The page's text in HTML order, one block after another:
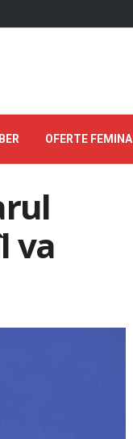
OFERTE FEMINA
va